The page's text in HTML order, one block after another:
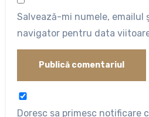
Salvează-mi numele, emailul
navigator pentru data
Doresc sa primesc notificare